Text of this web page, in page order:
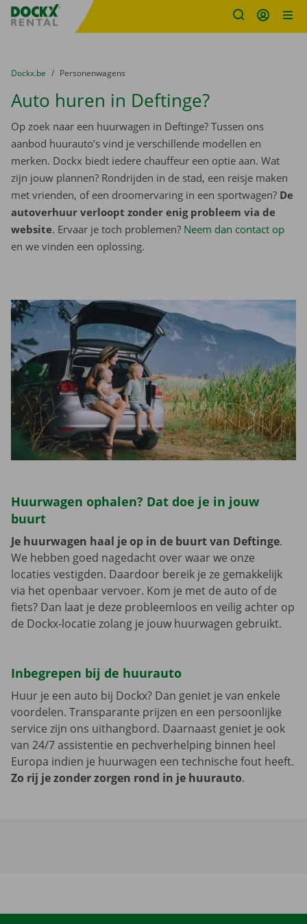
Fratello DEMO
U bevindt zich hier:
van
Dockx.be naar
Personenwagens
Auto huren in Deftinge?
Op zoek naar een huurwagen in Deftinge? Tussen ons
aanbod huurauto’s vind je verschillende modellen en
merken. Dockx biedt iedere chauffeur een optie aan. Wat
zijn jouw plannen? Rondrijden in de stad, een reisje maken
met vrienden, of een droomervaring in een sportwagen? De
autoverhuur verloopt zonder enig probleem via de
website. Ervaar je toch problemen? Neem dan contact op
en we vinden een oplossing.
Huurwagen ophalen? Dat doe je in jouw
buurt
Je huurwagen haal je op in de buurt van Deftinge.
We hebben goed nagedacht over waar we onze
locaties vestigden. Daardoor bereik je ze gemakkelijk
via het openbaar vervoer. Kom je met de auto of de
fiets? Dan laat je deze probleemloos en veilig achter op
de Dockx-locatie zolang je jouw huurwagen gebruikt.
Inbegrepen bij de huurauto
Huur je een auto bij Dockx? Dan geniet je van enkele
voordelen. Transparante prijzen en een persoonlijke
service zijn ons uithangbord. Daarnaast geniet je ook
van 24/7 assistentie en pechverhelping binnen heel
Europa indien je huurwagen een technische fout heeft.
Zo rij je zonder zorgen rond in je huurauto.